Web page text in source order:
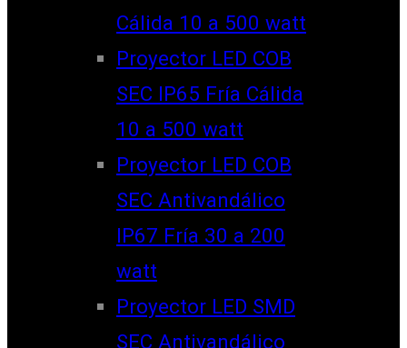
Cálida 10 a 500 watt
Proyector LED COB
SEC IP65 Fría Cálida
10 a 500 watt
Proyector LED COB
SEC Antivandálico
IP67 Fría 30 a 200
watt
Proyector LED SMD
SEC Antivandálico